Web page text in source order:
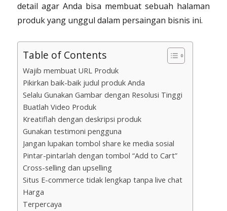
detail agar Anda bisa membuat sebuah halaman
produk yang unggul dalam persaingan bisnis ini.
Table of Contents
Wajib membuat URL Produk
Pikirkan baik-baik judul produk Anda
Selalu Gunakan Gambar dengan Resolusi Tinggi
Buatlah Video Produk
Kreatiflah dengan deskripsi produk
Gunakan testimoni pengguna
Jangan lupakan tombol share ke media sosial
Pintar-pintarlah dengan tombol “Add to Cart”
Cross-selling dan upselling
Situs E-commerce tidak lengkap tanpa live chat
Harga
Terpercaya